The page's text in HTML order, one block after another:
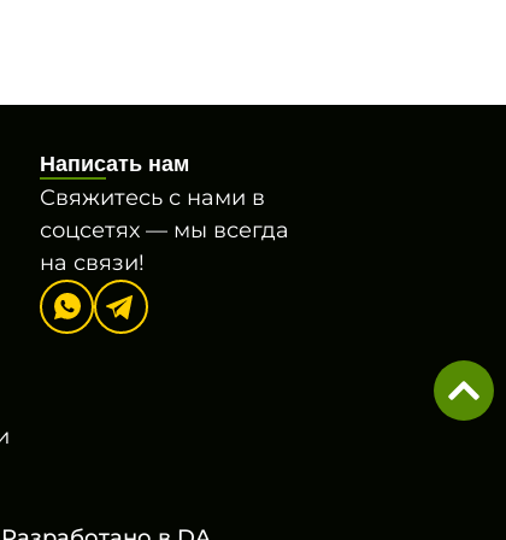
Написать нам
Свяжитесь с нами в
соцсетях — мы всегда
на связи!